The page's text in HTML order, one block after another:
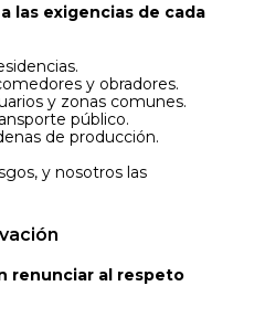
las exigencias de cada
y obradores.
y zonas comunes.
público.
de producción.
y nosotros las
renunciar al respeto